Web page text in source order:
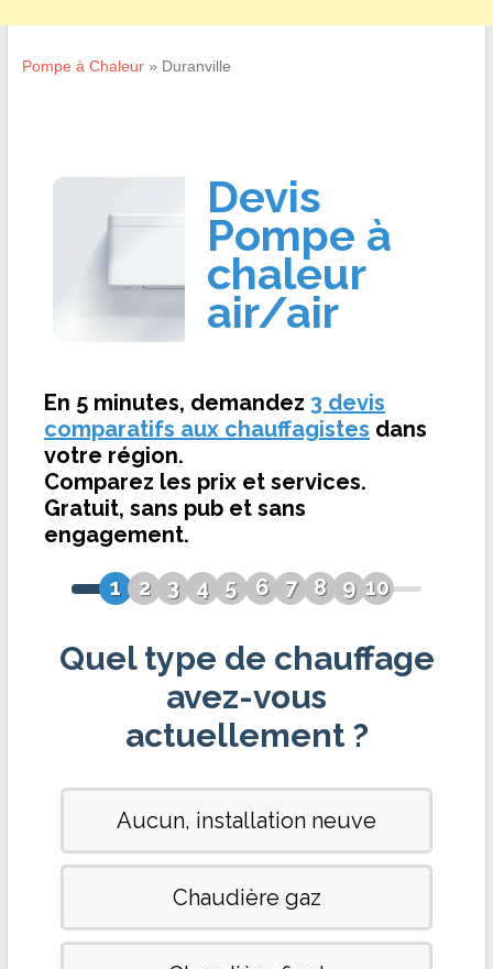
Pompe à Chaleur» Duranville